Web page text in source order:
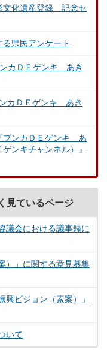
文化遺産登録 記念セ
県民アンケート
カＤＥゲンキ あき
カＤＥゲンキ あき
ブンカＤＥゲンキ あ
ンキチャンネル）』
見ているページ
議会における議事録に
）」に関する意見募集
興ビジョン（素案）」
いて